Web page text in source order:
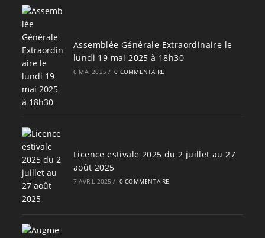
Assemblée Générale Extraordinaire le
lundi 19 mai 2025 à 18h30
6 MAI 2025 / 0 COMMENTAIRE
Licence estivale 2025 du 2 juillet au 27
août 2025
7 AVRIL 2025 / 0 COMMENTAIRE